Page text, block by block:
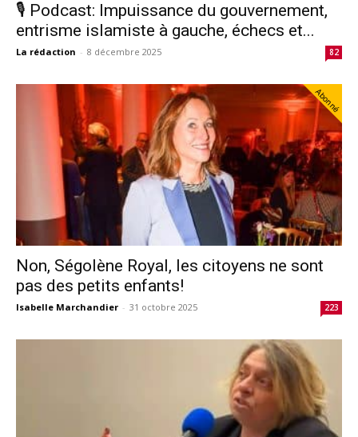
🎙️ Podcast: Impuissance du gouvernement,
entrisme islamiste à gauche, échecs et...
La rédaction - 8 décembre 2025 82
Abonné
Non, Ségolène Royal, les citoyens ne sont
pas des petits enfants!
Isabelle Marchandier - 31 octobre 2025 223